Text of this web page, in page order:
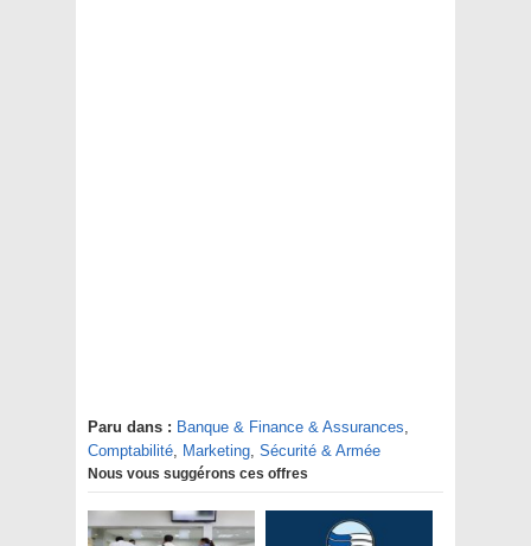
Paru dans : Banque & Finance & Assurances,
Comptabilité, Marketing, Sécurité & Armée
Nous vous suggérons ces offres